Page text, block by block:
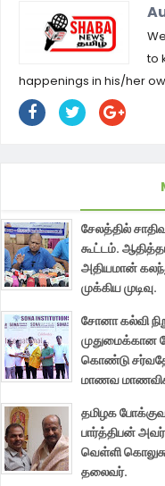
to
happenings in his/her
சேலத்தில்
கூட்டம்.
அதியமான்
முக்கிய முடிவு.
சோனா கல்வி
முதுமைக்கான
கொண்டு
மாணவ
தமிழக
பார்த்திபன்
வெள்ளி
தலைவர்.